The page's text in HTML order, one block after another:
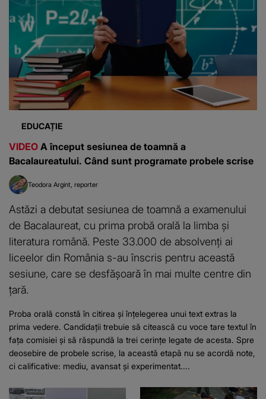
EDUCAȚIE
VIDEO A început sesiunea de toamnă a
Bacalaureatului. Când sunt programate probele scrise
Teodora Argint reporter
Astăzi a debutat sesiunea de toamnă a examenului
de Bacalaureat, cu prima probă orală la limba și
literatura română. Peste 33.000 de absolvenți ai
liceelor din România s-au înscris pentru această
sesiune, care se desfășoară în mai multe centre din
țară.
Proba orală constă în citirea și înțelegerea unui text extras la
prima vedere. Candidații trebuie să citească cu voce tare textul în
fața comisiei și să răspundă la trei cerințe legate de acesta. Spre
deosebire de probele scrise, la această etapă nu se acordă note,
ci calificative: mediu, avansat și experimentat....